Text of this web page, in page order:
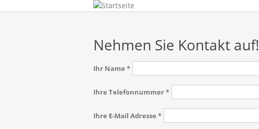
Nehmen Sie Kontakt auf!
Ihr Name *
Ihre Telefonnummer*
Ihre E-Mail Adresse *